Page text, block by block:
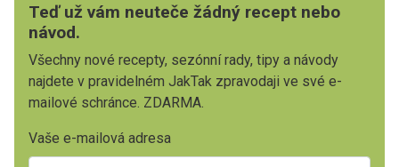
Teď už vám neuteče žádný recept nebo
návod.
Všechny nové recepty, sezónní rady, tipy a návody
najdete v pravidelném JakTak zpravodaji ve své e-
mailové schránce. ZDARMA.
Vaše e-mailová adresa